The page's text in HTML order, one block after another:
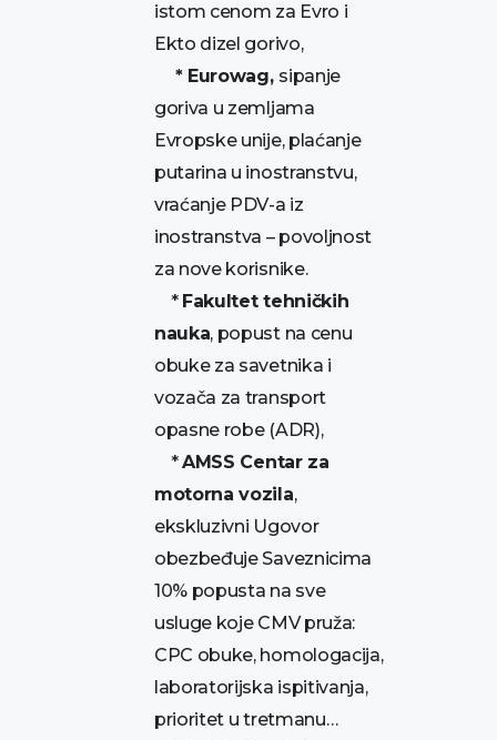
istom cenom za Evro i
Ekto dizel gorivo,
* Eurowag, sipanje
goriva u zemljama
Evropske unije, plaćanje
putarina u inostranstvu,
vraćanje PDV-a iz
inostranstva – povoljnost
za nove korisnike.
* Fakultet tehničkih
nauka, popust na cenu
obuke za savetnika i
vozača za transport
opasne robe (ADR),
*AMSS Centar za
motorna vozila,
ekskluzivni Ugovor
obezbeđuje Saveznicima
10% popusta na sve
usluge koje CMV pruža:
CPC obuke, homologacija,
laboratorijska ispitivanja,
prioritet u tretmanu…